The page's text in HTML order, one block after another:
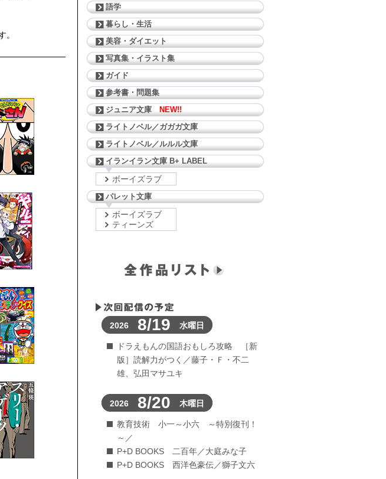
。
語学
暮らし・生活
美容・ダイエット
写真集・イラスト集
ガイド
参考書・問題集
ジュニア文庫
NEW!!
ライトノベル／ガガガ文庫
ライトノベル／ルルル文庫
イランイラン文庫 B+ LABEL
ボーイズラブ
パレット文庫
ボーイズラブ
ティーンズ
2026 8/19 水曜日
ドラえもんの国語おもしろ攻略 ［新
版］読解力がつく／藤子・Ｆ・不二
雄、弘田マサユキ
2026 8/20 木曜日
教育技術 小一～小六 ～特別復刊！
～／
P+D BOOKS 二百年／大庭みな子
P+D BOOKS 西洋色豪伝／獅子文六